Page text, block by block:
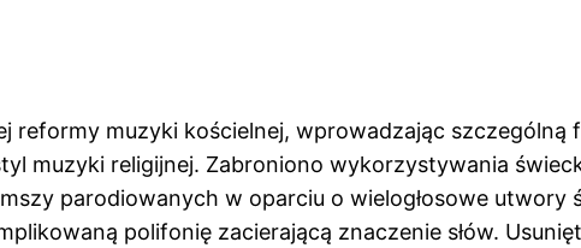
reformy muzyki kościelnej, wprowadzając szczególną
muzyki religijnej. Zabroniono wykorzystywania
parodiowanych w oparciu o wielogłosowe utwory
polifonię zacierającą znaczenie słów.